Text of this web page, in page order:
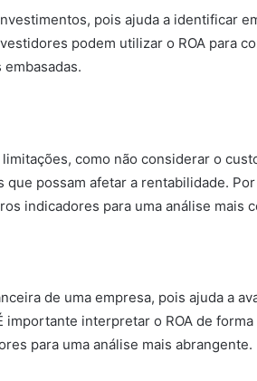
pois ajuda a identificar
podem utilizar o ROA para
como não considerar o
possam afetar a rentabilidade.
indicadores para uma análise mais
de uma empresa, pois ajuda a
interpretar o ROA de forma
para uma análise mais abrangente.